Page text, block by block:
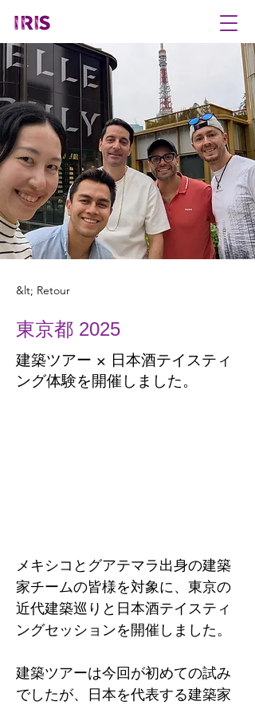
&lt; Retour
東京都 2025
建築ツアー × 日本酒テイスティ
ング体験を開催しました。
メキシコとグアテマラ出身の建築
家チームの皆様を対象に、東京の
近代建築巡りと日本酒テイスティ
ングセッションを開催しました。
建築ツアーは今回が初めての試み
でしたが、日本を代表する建築家